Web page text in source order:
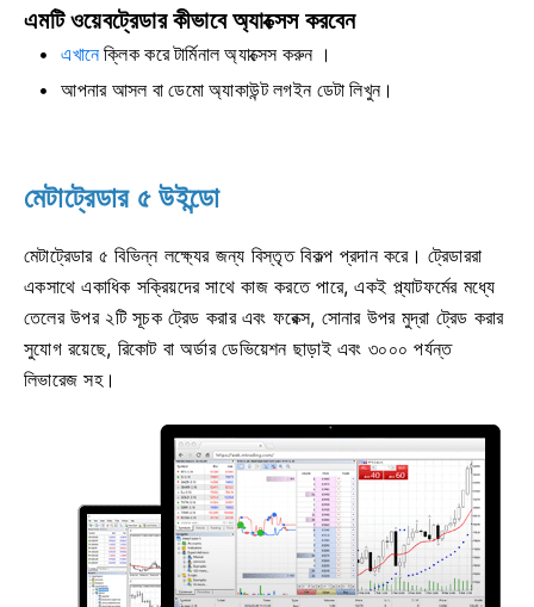
এমটি ওয়েবট্রেডার কীভাবে অ্যাক্সেস করবেন
এখানেক্লিক করে টার্মিনাল অ্যাক্সেস করুন ।
আপনার আসল বা ডেমো অ্যাকাউন্ট লগইন ডেটা লিখুন।
মেটাট্রেডার ৫ উইন্ডো
মেটাট্রেডার ৫ বিভিন্ন লক্ষ্যের জন্য বিস্তৃত বিকল্প প্রদান করে। ট্রেডাররা
একসাথে একাধিক সক্রিয়দের সাথে কাজ করতে পারে, একই প্ল্যাটফর্মের মধ্যে
তেলের উপর ২টি সূচক ট্রেড করার এবং ফরেক্স, সোনার উপর মুদ্রা ট্রেড করার
সুযোগ রয়েছে, রিকোট বা অর্ডার ডেভিয়েশন ছাড়াই এবং ৩০০০ পর্যন্ত
লিভারেজ সহ।